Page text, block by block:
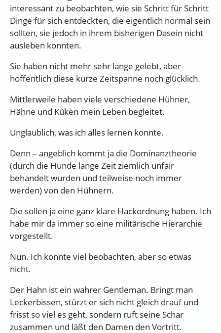
interessant zu beobachten, wie sie Schritt für Schritt
Dinge für sich entdeckten, die eigentlich normal sein
sollten, sie jedoch in ihrem bisherigen Dasein nicht
ausleben konnten.
Sie haben nicht mehr sehr lange gelebt, aber
hoffentlich diese kurze Zeitspanne noch glücklich.
Mittlerweile haben viele verschiedene Hühner,
Hähne und Küken mein Leben begleitet.
Unglaublich, was ich alles lernen konnte.
Denn – angeblich kommt ja die Dominanztheorie
(durch die Hunde lange Zeit ziemlich unfair
behandelt wurden und teilweise noch immer
werden) von den Hühnern.
Die sollen ja eine ganz klare Hackordnung haben. Ich
habe mir da immer so eine militärische Hierarchie
vorgestellt.
Nun. Ich konnte viel beobachten, aber so etwas
nicht.
Der Hahn ist ein wahrer Gentleman. Bringt man
Leckerbissen, stürzt er sich nicht gleich drauf und
frisst so viel es geht, sondern ruft seine Schar
zusammen und läßt den Damen den Vortritt.